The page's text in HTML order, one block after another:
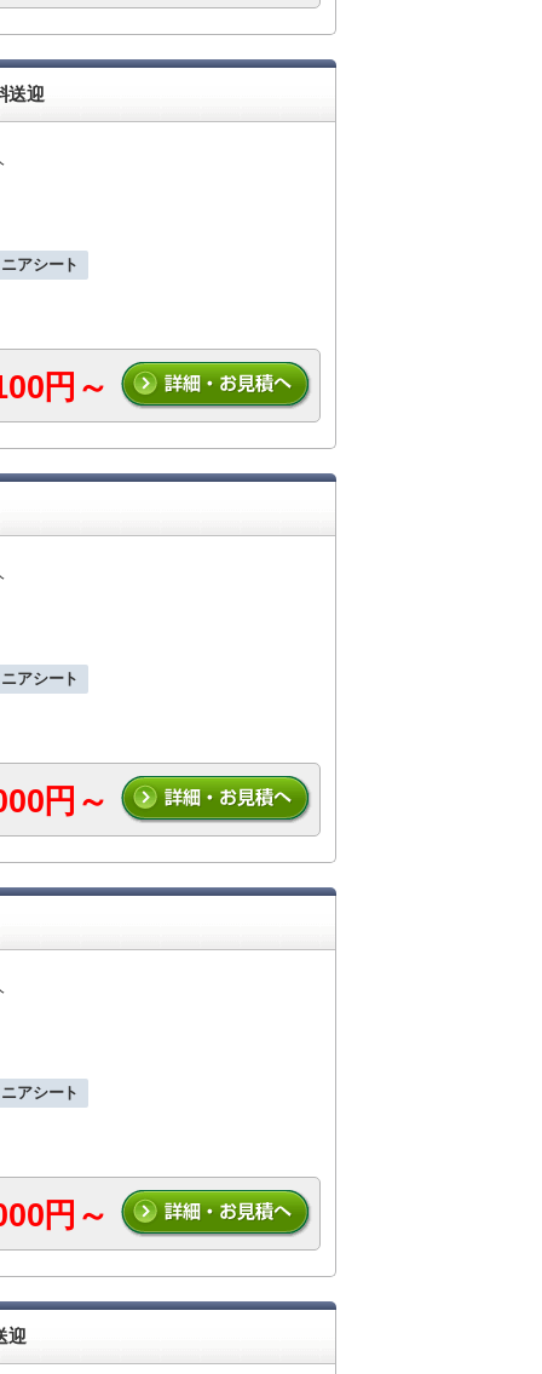
送迎
アシート
円～
アシート
円～
アシート
円～
迎